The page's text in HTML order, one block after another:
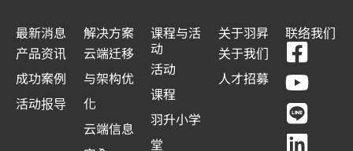
最新消息
产品资讯
成功案例
活动报导
解决方案
云端迁移
与架构优
化
云端信息
课程与活
动
活动
课程
羽升小学
堂
关于羽昇
关于我们
人才招募
联络我们
F
a
c
e
Y
o
u
t
L
i
n
e
L
i
n
k